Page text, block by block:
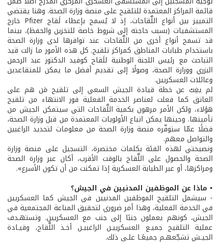
قائمة المراكز المعتمدة للتلقيح على منصة وزارة الصحة. وهنا يقتضي
التمييز بين أنواع اللَّقاحات، إذ لا يُسمح بإعطاء لَقاح Pfizer خارج
المستشفيات (بسبب حاجته إلى شروط خاصة للتخزين والحفظ)، بينما
قد تسمح أنواع أخرى من اللَّقاحات عند توافرها لدى وزارة الصحة
باستخدام طبابات المناطق كمراكز تلقيح. كل هذه الأمور ما زالت قيد
التباحث مع رئيس اللجنة الوطنية للَقاح كوفيد الدكتور عبد الرحمن
البزري ووزارة الصحة، وصولًا إلى تقديم أفضل ما يمكن للمتقاعدين
وعائلات العسكريين.
لم يغِبْ عن خطة قيادة الجيش السعي إلى تلقيح مَن هم على
العاتق كما فعلت لعناصر الخدمة الفعلية فور الانتهاء من تلقيح
هؤلاء، ولكن الأمر مرهون بكمية اللَّقاحات التي سيتمكن الجيش من
تأمينها. وحينها يمكن اتباع الأولويات المعتمدة من قبل وزارة الصحة،
فضلًا عمّا ستوفّره منصة وزارة الصحة من معلومات لتحديد الراغبين
والتواصل معهم.
ونصيحتي لهذه الفئة بكلمات مختصرة، التسجيل على منصة وزارة
الصحة والحصول على اللَّقاح بالوقت الأقرب، أكان عبر وزارة الصحة
ومراكزها، أو عبر الطبابة العسكرية إذا تمكنت من أن تكون الأسرع».
• ماذا عن الموظفين المدنيين في الجيش؟
- سيشمل التلقيح الموظفين المدنيين في الجيش كما العسكريين
في الخدمة الفعلية، وهذا أمر ضروري لتحقيق المناعة المجتمعية في
الجيش، كونهم يعملون جنبًا إلى جنب مع العسكريين. وتستهـدف
عملية التلقيح جميـع العسكرييـن الراغبيـن أخـذ اللَّقاح، وقيـادة
الجيـش تشجّعهـم جميعًـا علـى ذلك.